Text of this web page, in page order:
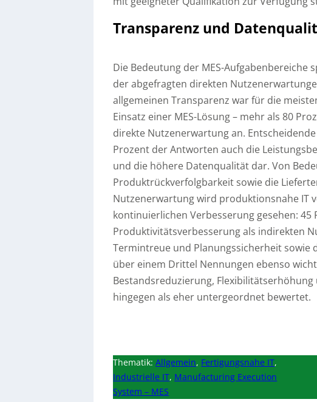
Transparenz und
Die Bedeutung der MES-Aufgabenbereiche
der abgefragten direkten
allgemeinen Transparenz war für die
Einsatz einer MES-Lösung – mehr als 80
direkte Nutzenerwartung an.
Prozent der Antworten auch die
und die höhere Datenqualität dar. Von
Produktrückverfolgbarkeit sowie die
Nutzenerwartung wird produktionsnahe IT
kontinuierlichen Verbesserung gesehen:
Produktivitätsverbesserung als indirekten
Termintreue und Planungssicherheit
über einem Drittel Nennungen ebenso
Bestandsreduzierung,
hingegen als eher untergeordnet bewertet.
Thematik:Allgemein, Fertigungsnahe IT,
Industrielle IT, Manufacturing Execution
System – MES